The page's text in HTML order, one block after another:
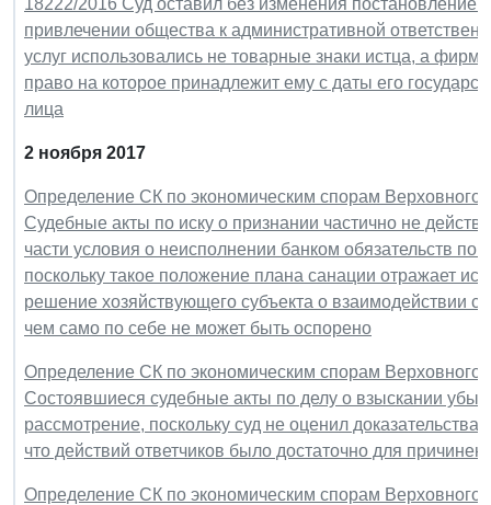
привлечении общества к административной
услуг использовались не товарные знаки истца, а
право на которое принадлежит ему с даты его
лица
2 ноября 2017
Определение СК по экономическим спорам Верховного
Судебные акты по иску о признании частично не
части условия о неисполнении банком обязательств
поскольку такое положение плана санации отражает
решение хозяйствующего субъекта о взаимодействии
чем само по себе не может быть оспорено
Определение СК по экономическим спорам
Состоявшиеся судебные акты по делу о взыскании
рассмотрение, поскольку суд не оценил
что действий ответчиков было достаточно для
Определение СК по экономическим спорам